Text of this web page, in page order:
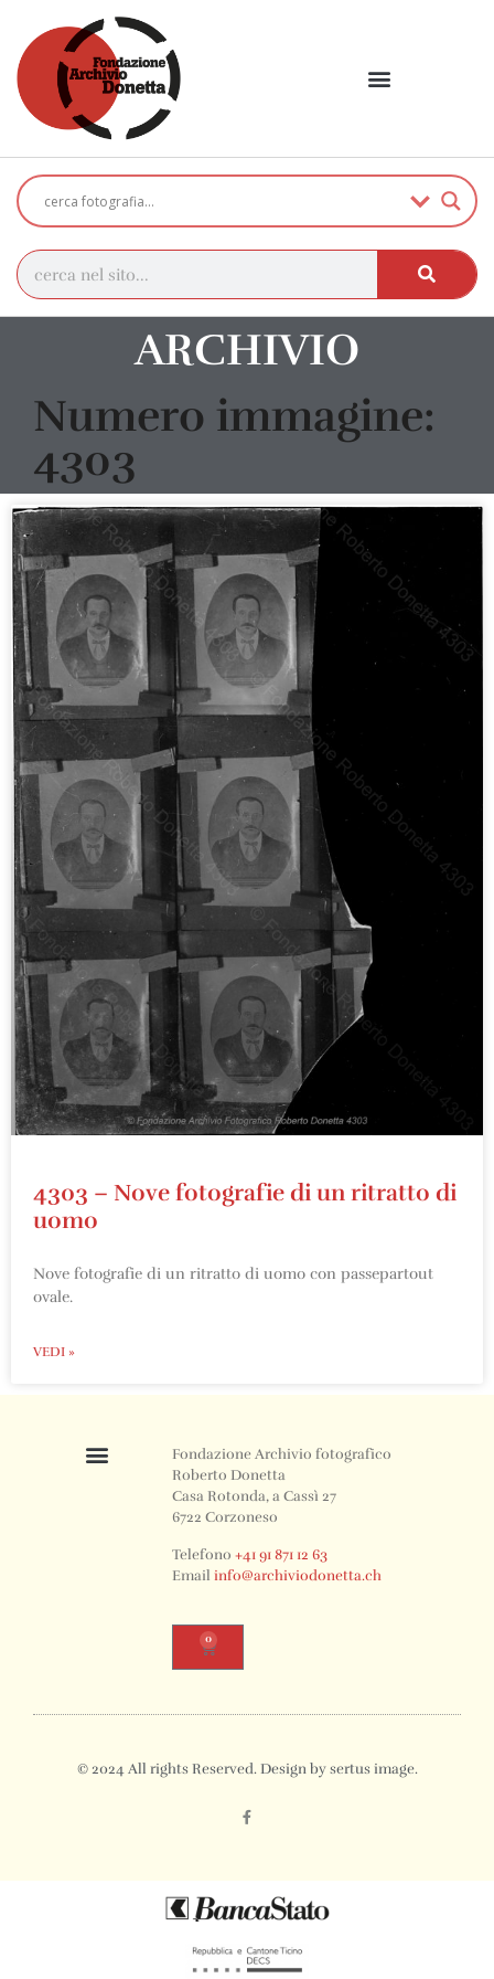
ARCHIVIO
Numero immagine:
4303
4303 – Nove fotografie di un ritratto di
uomo
Nove fotografie di un ritratto di uomo con passepartout
ovale.
VEDI »
Fondazione Archivio fotografico
Roberto Donetta
Casa Rotonda, a Cassì 27
6722 Corzoneso
Telefono+41 91 871 12 63
Emailinfo@archiviodonetta.ch
0
© 2024 All rights Reserved. Design by sertus image.